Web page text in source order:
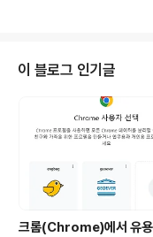
행동이나 상황에 대해 더 이상
한 입장을 나타내는 표현이다.
을 긋는다는 의미다. If they
here we draw a red line. (
격하다면, 그것..
이 블로그 인기글
크롬(Chrome)에서 유용